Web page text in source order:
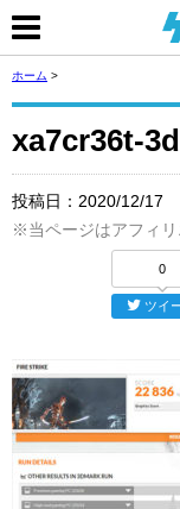
ホーム >
xa7cr36t-
投稿日： 2020/12/17
※当ページはアフィリ
0
ツイ